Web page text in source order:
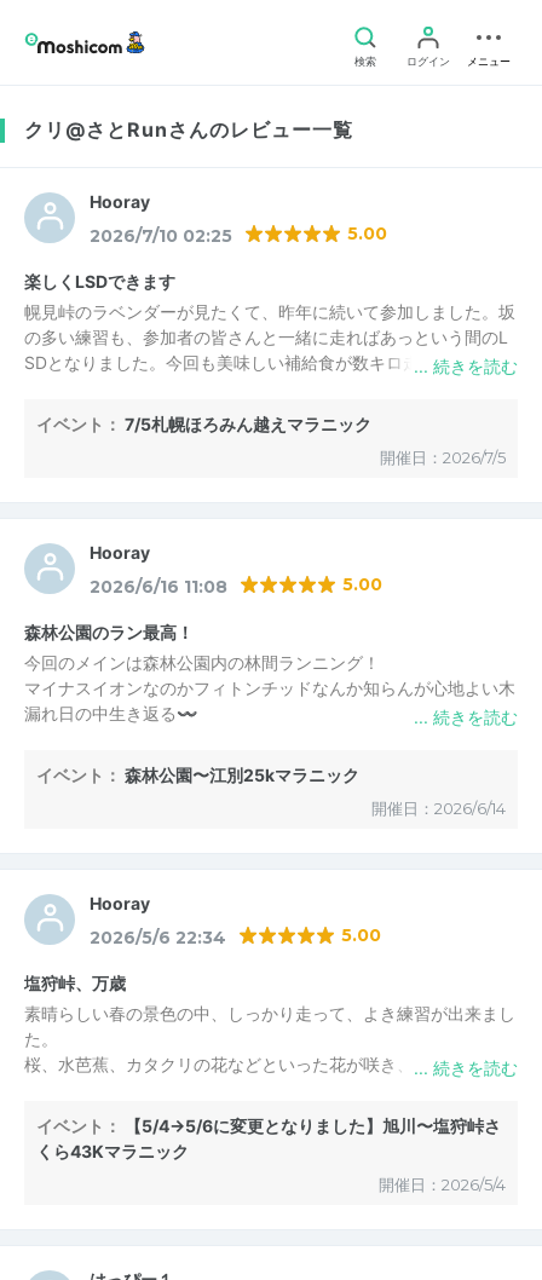
検索 ログイン メニュー
クリ@さとRunさんのレビュー一覧
Hooray
2026/7/10 02:25 5.00
楽しくLSDできます
幌見峠のラベンダーが見たくて、昨年に続いて参加しました。坂
の多い練習も、参加者の皆さんと一緒に走ればあっという間のL
SDとなりました。今回も美味しい補給食が数キロ走る毎に振る
イベント： 7/5札幌ほろみん越えマラニック
開催日：2026/7/5
Hooray
2026/6/16 11:08 5.00
森林公園のラン最高！
今回のメインは森林公園内の林間ランニング！
マイナスイオンなのかフィトンチッドなんか知らんが心地よい木
漏れ日の中生き返る〰️
クリーム、GOALでは旨味たっぷりスープカレー(暑い日の熱々ス
ープがたまらん)で満腹！
解散はモール温泉きよら入湯料500円と、お財布にも大変ありが
イベント： 森林公園〜江別25kマラニック
開催日：2026/6/14
Hooray
2026/5/6 22:34 5.00
塩狩峠、万歳
素晴らしい春の景色の中、しっかり走って、よき練習が出来まし
た。
桜、水芭蕉、カタクリの花などといった花が咲き、大雪山連峰は
主催者様の美味しい手作り補給食をお腹いっぱい食べて最後まで
元気に走り続けることが出来ました
今回もありがとうございました
イベント：
【5/4→5/6に変更となりました】旭川〜塩狩峠さ
くら43Kマラニック
開催日：2026/5/4